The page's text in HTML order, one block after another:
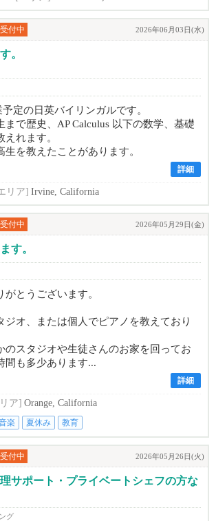
受付中 2026年06月03日(水)
。
定の日英バイリンガルです。
まで歴史、AP Calculus 以下の数学、基礎
れます。
を教えたことがあります。
詳細
リア] Irvine, California
受付中 2026年05月29日(金)
す。
がとうございます。
ジオ、または個人でピアノを教えており
のスタジオや生徒さんのお家を回ってお
間も多少あります...
詳細
ア] Orange, California
楽 夏休み 教育
受付中 2026年05月26日(火)
サポート・プライベートシェフの方な
グ